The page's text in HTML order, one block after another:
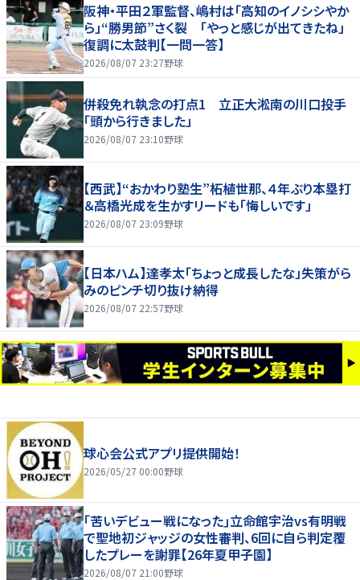
阪神・平田２軍監督、嶋村は「高知のイノシシやか
ら」“勝男節”さく裂 「やっと感じが出てきたね」
復調に太鼓判【一問一答】
2026/08/07 23:27野球
併殺免れ執念の打点1 立正大淞南の川口投手
「頭から行きました」
2026/08/07 23:10野球
【西武】“おかわり塾生”柘植世那、４年ぶり本塁打
＆高橋光成を生かすリードも「悔しいです」
2026/08/07 23:09野球
【日本ハム】達孝太「ちょっと成長したな」失策がら
みのピンチ切り抜け納得
2026/08/07 22:57野球
球心会公式アプリ提供開始！
2026/05/27 00:00野球
｢苦いデビュー戦になった｣立命館宇治vs有明戦
で聖地初ジャッジの女性審判、6回に自ら判定覆
したプレーを謝罪【26年夏甲子園】
2026/08/07 21:00野球